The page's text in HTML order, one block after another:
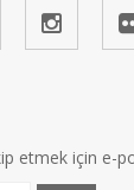
etmek için e-